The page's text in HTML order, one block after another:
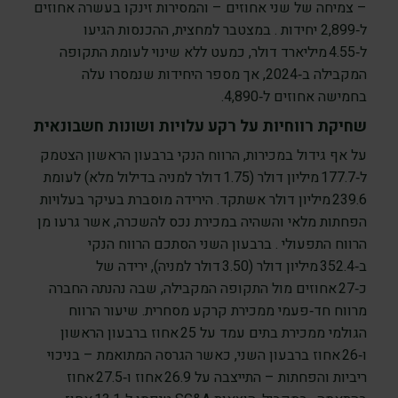
– צמיחה של שני אחוזים – והמסירות זינקו בעשרה אחוזים
ל‑2,899 יחידות . במצטבר למחצית, ההכנסות הגיעו
ל‑4.55 מיליארד דולר, כמעט ללא שינוי לעומת התקופה
המקבילה ב‑2024, אך מספר היחידות שנמסרו עלה
בחמישה אחוזים ל‑4,890.
שחיקת רווחיות על רקע עלויות ושונות חשבונאית
על אף גידול במכירות, הרווח הנקי ברבעון הראשון הצטמק
ל‑177.7 מיליון דולר (1.75 דולר למניה בדילול מלא) לעומת
239.6 מיליון דולר אשתקד. הירידה מוסברת בעיקר בעלויות
הפחתות מלאי והשהיה במכירת נכס להשכרה, אשר גרעו מן
הרווח התפעולי . ברבעון השני הסתכם הרווח הנקי
ב‑352.4 מיליון דולר (3.50 דולר למניה), ירידה של
כ‑27 אחוזים מול התקופה המקבילה, שבה נהנתה החברה
מרווח חד‑פעמי ממכירת קרקע מסחרית. שיעור הרווח
הגולמי ממכירת בתים עמד על 25 אחוז ברבעון הראשון
ו‑26 אחוז ברבעון השני, כאשר הגרסה המתואמת – בניכוי
ריביות והפחתות – התייצבה על 26.9 אחוז ו‑27.5 אחוז